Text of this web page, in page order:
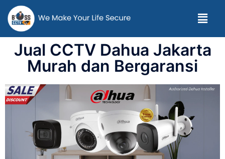
Jual CCTV Dahua Jakarta
Murah dan Bergaransi